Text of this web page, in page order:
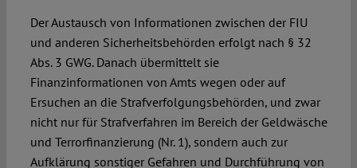
Der Austausch von Informationen zwischen der FIU
und anderen Sicherheitsbehörden erfolgt nach § 32
Abs. 3 GWG. Danach übermittelt sie
Finanzinformationen von Amts wegen oder auf
Ersuchen an die Strafverfolgungsbehörden, und zwar
nicht nur für Strafverfahren im Bereich der Geldwäsche
und Terrorfinanzierung (Nr. 1), sondern auch zur
Aufklärung sonstiger Gefahren und Durchführung von